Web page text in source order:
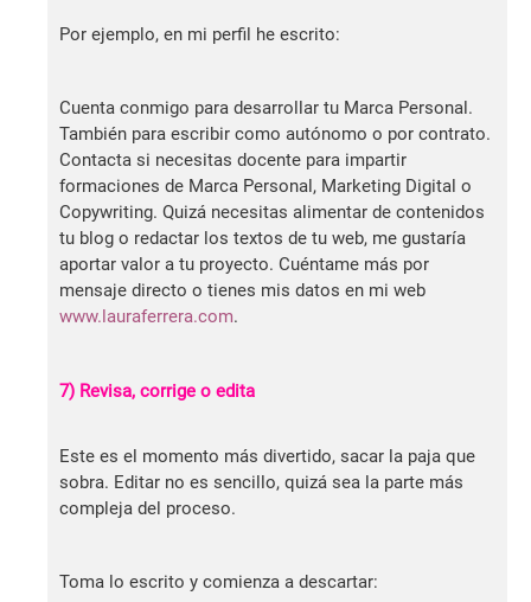
Por ejemplo, en mi perfil he escrito:
Cuenta conmigo para desarrollar tu Marca Personal.
También para escribir como autónomo o por contrato.
Contacta si necesitas docente para impartir
formaciones de Marca Personal, Marketing Digital o
Copywriting. Quizá necesitas alimentar de contenidos
tu blog o redactar los textos de tu web, me gustaría
aportar valor a tu proyecto. Cuéntame más por
mensaje directo o tienes mis datos en mi web
www.lauraferrera.com.
7) Revisa, corrige o edita
Este es el momento más divertido, sacar la paja que
sobra. Editar no es sencillo, quizá sea la parte más
compleja del proceso.
Toma lo escrito y comienza a descartar: